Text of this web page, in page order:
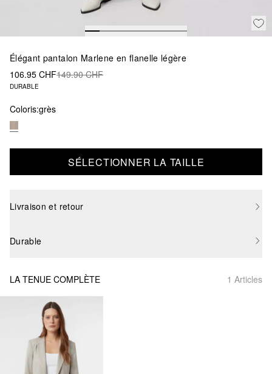
Élégant pantalon Marlene en flanelle légère
106.95 CHF149.90 CHF
DURABLE
Coloris:grès
SÉLECTIONNER LA TAILLE
Livraison et retour
Durable
LA TENUE COMPLÈTE 1 Articles